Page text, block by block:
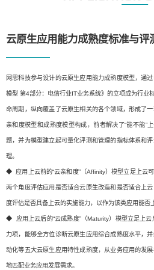
云原生应用能力成熟度标准与评
网思科技参与设计的云原生应用能力成熟度模型，通
模型 第4部分：电信行业IT业务系统》的立项成为行业
命周期，纵向覆盖了云原生相关的各个领域，形成了
亲和度模型和成熟度模型构成，前者解决了“能不能”
题，并为模型建立起可量化评测和管理的指标体系和
理。
◆ 应用上云前的“云亲和度”（Affinity）模型立足上云
两个角度评估应用是否适合云原生改造和是否适合上
度评估是否具备上云的实施能力，以作为该类应用能否
◆ 应用上云后的“云成熟度”（Maturity）模型立足上
力项，能够全方位诊断云原生应用综合成熟度水平，
动化等五大云原生应用特性成熟度，从业务应用的发
地匹配业务应用发展需求。